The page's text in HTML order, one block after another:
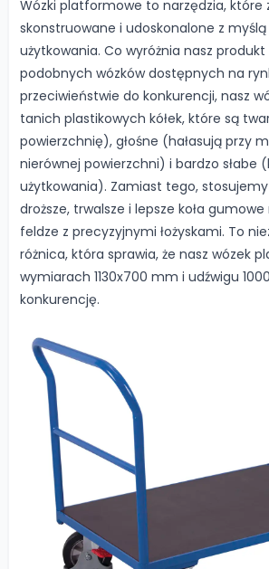
Wózki platformowe to narzędzia, które
skonstruowane i udoskonalone z
użytkowania. Co wyróżnia nasz
podobnych wózków dostępnych na
przeciwieństwie do konkurencji, nasz
tanich plastikowych kółek, które są
powierzchnię), głośne (hałasują przy
nierównej powierzchni) i bardzo słabe
użytkowania). Zamiast tego,
droższe, trwalsze i lepsze koła
feldze z precyzyjnymi łożyskami. To
różnica, która sprawia, że nasz wózek
wymiarach 1130x700 mm i udźwigu
konkurencję.